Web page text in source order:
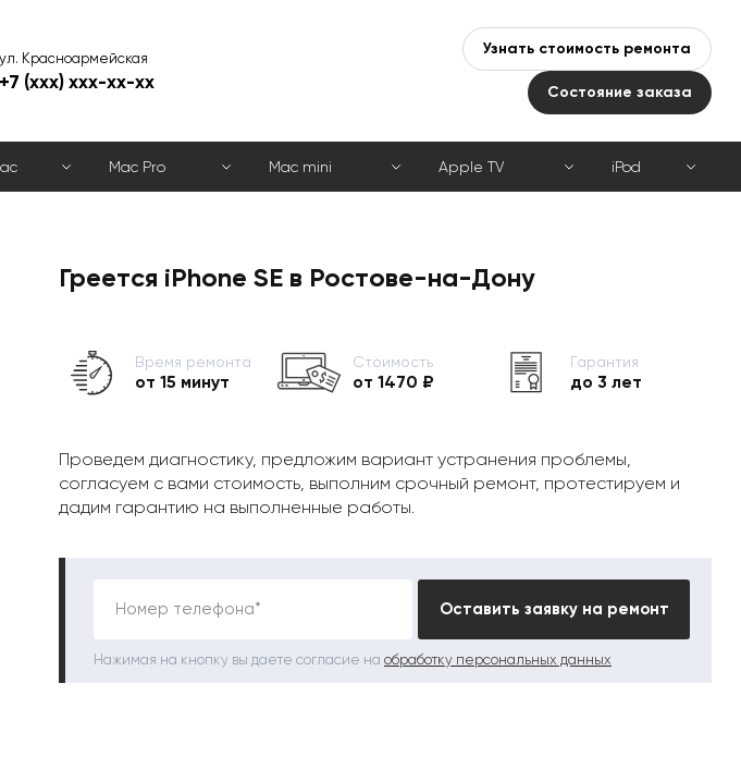
ул. Красноармейская
+7 (xxx) xxx-xx-xx
Узнать стоимость ремонта
Состояние заказа
Mac Pro Mac mini Apple TV iPod
Греется iPhone SE в Ростове-на-Дону
Время ремонта
от 15 минут
Стоимость
от 1470 ₽
Гарантия
до 3 лет
Проведем диагностику, предложим вариант устранения проблемы,
согласуем с вами стоимость, выполним срочный ремонт, протестируем и
дадим гарантию на выполненные работы.
Номер телефона* Оставить заявку на ремонт
Нажимая на кнопку вы даете согласие на обработку персональных данных